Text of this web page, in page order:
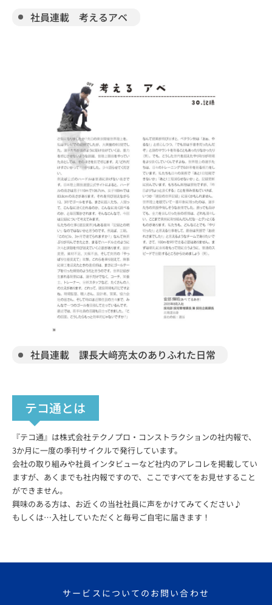
社員連載 考えるアベ
社員連載 課長大﨑亮太のありふれた日常
テコ通とは
『テコ通』は株式会社テクノプロ・コンストラクションの社内報で、
3か月に一度の季刊サイクルで発行しています。
会社の取り組みや社員インタビューなど社内のアレコレを掲載してい
ますが、あくまでも社内報ですので、ここですべてをお見せすること
ができません。
興味のある方は、お近くの当社社員に声をかけてみてください♪
もしくは…入社していただくと毎号ご自宅に届きます！
サービスについてのお問い合わせ